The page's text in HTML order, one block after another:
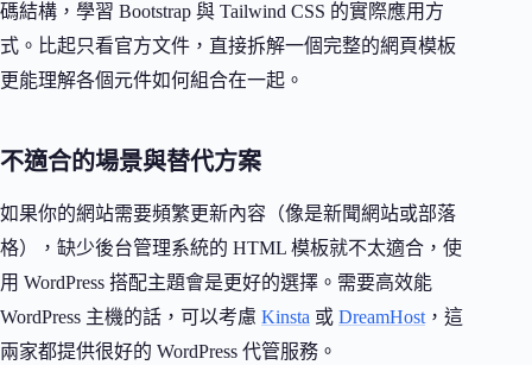
碼結構，學習 Bootstrap 與 Tailwind CSS 的實際應用方
式。比起只看官方文件，直接拆解一個完整的網頁模板
更能理解各個元件如何組合在一起。
不適合的場景與替代方案
如果你的網站需要頻繁更新內容（像是新聞網站或部落
格），缺少後台管理系統的 HTML 模板就不太適合，使
用 WordPress 搭配主題會是更好的選擇。需要高效能
WordPress 主機的話，可以考慮 Kinsta 或 DreamHost ，這
兩家都提供很好的 WordPress 代管服務。